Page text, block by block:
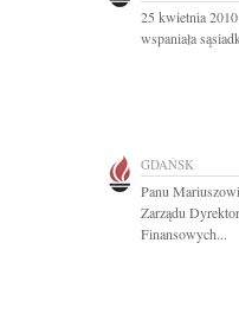
25 kwietnia
wspaniała
GDAŃSK
Panu
Zarządu
Finansowych...